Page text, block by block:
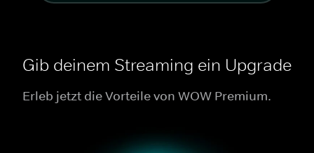
Gib deinem Streaming ein Upgrade
Erleb jetzt die Vorteile von WOW Premium.